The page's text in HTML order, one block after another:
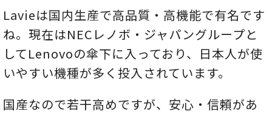
Lavieは国内生産で高品質・高機能で有名です
ね。現在はNECレノボ・ジャパングループと
してLenovoの傘下に入っており、日本人が使
いやすい機種が多く投入されています。
国産なので若干高めですが、安心・信頼があ